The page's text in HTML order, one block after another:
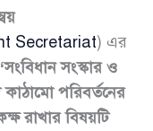
Secretariat) এর
সংস্কার ও
পরিবর্তনের
রাখার বিষয়টি